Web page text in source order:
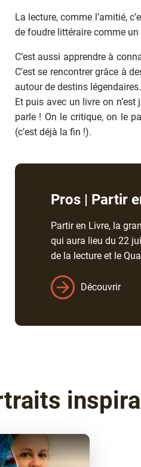
La lecture, comme l’amitié,
de foudre littéraire comme
C’est aussi apprendre à
C’est se rencontrer grâce à
autour de destins légendaires.
Et puis avec un livre on
parle ! On le critique, on le
(c’est déjà la fin !).
Pros | Partir
Partir en Livre, la
qui aura lieu du 22
de la lecture et le
Découvrir